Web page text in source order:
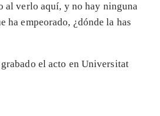
al verlo aquí, y no hay ninguna
ha empeorado, ¿dónde la has
el acto en Universitat